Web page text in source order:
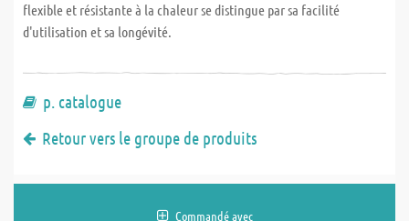
flexible et résistante à la chaleur se distingue par sa facilité
d'utilisation et sa longévité.
p. catalogue
Retour vers le groupe de produits
Commandé avec